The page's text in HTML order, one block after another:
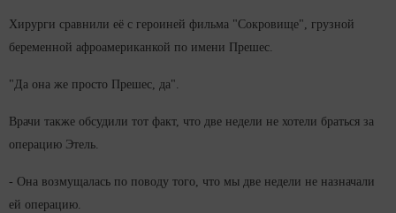
Хирурги сравнили её с героиней фильма "Сокровище", грузной
беременной афроамериканкой по имени Прешес.
"Да она же просто Прешес, да".
Врачи также обсудили тот факт, что две недели не хотели браться за
операцию Этель.
- Она возмущалась по поводу того, что мы две недели не назначали
ей операцию.